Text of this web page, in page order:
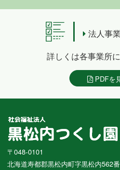
法人事
詳しくは各事業所
PDFを
〒048-0101
北海道寿都郡黒松内町字黒松内562